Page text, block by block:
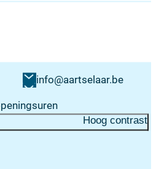
info@aartselaar.be
Hoog contrast